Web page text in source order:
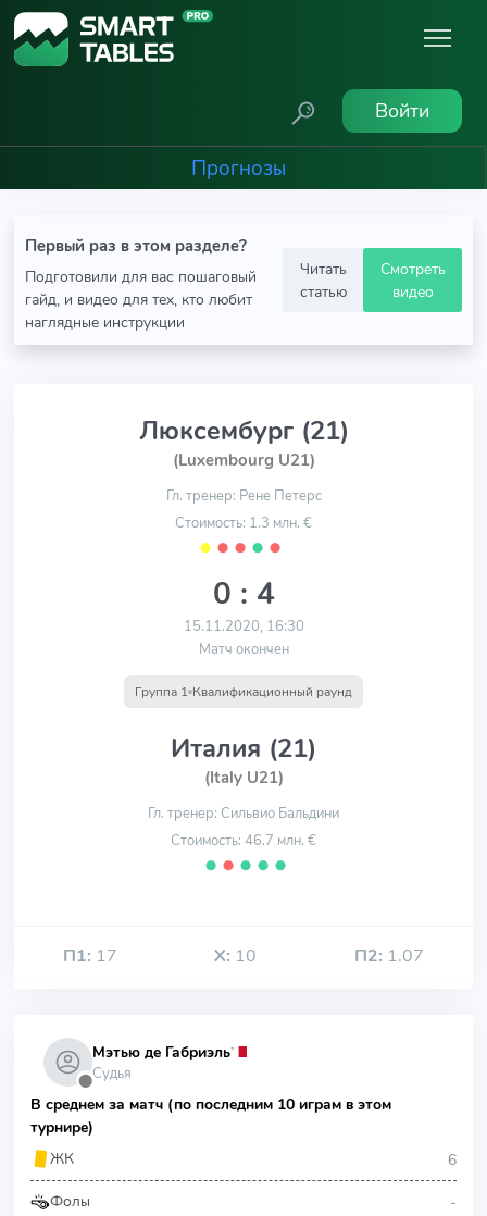
Войти
Прогнозы
Первый раз в этом разделе?
Подготовили для вас пошаговый
гайд, и видео для тех, кто любит
наглядные инструкции
Читать
статью
Смотреть
видео
Люксембург (21)
(Luxembourg U21)
Гл. тренер: Рене Петерс
Стоимость: 1.3 млн. €
⬤ ⬤ ⬤ ⬤ ⬤
0 : 4
15.11.2020, 16:30
Матч окончен
Группа 1 Квалификационный раунд
Италия (21)
(Italy U21)
Гл. тренер: Сильвио Бальдини
Стоимость: 46.7 млн. €
⬤ ⬤ ⬤ ⬤ ⬤
П1: 17 Х: 10 П2: 1.07
⬤
Мэтью де Габриэль
Судья
В среднем за матч (по последним 10 играм в этом
турнире)
ЖК
6
Фолы -